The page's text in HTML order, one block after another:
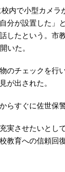
内で小型カメ
分が設置した」
したという。市
いた。
のチェックを行
が出された。
らすぐに佐世保
実させたいとし
教育への信頼回